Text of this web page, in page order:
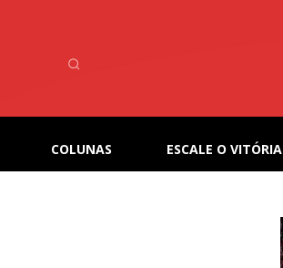
COLUNAS ESCALE O VITÓRIA